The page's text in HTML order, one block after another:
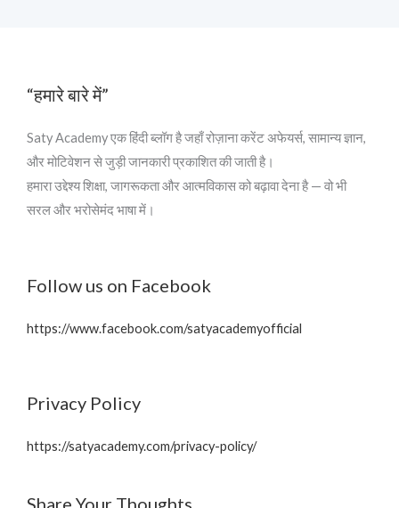
“हमारे बारे में”
Saty Academy एक हिंदी ब्लॉग है जहाँ रोज़ाना करेंट अफेयर्स, सामान्य ज्ञान,
और मोटिवेशन से जुड़ी जानकारी प्रकाशित की जाती है।
हमारा उद्देश्य शिक्षा, जागरूकता और आत्मविकास को बढ़ावा देना है — वो भी
सरल और भरोसेमंद भाषा में।
Follow us on Facebook
https://www.facebook.com/satyacademyofficial
Privacy Policy
https://satyacademy.com/privacy-policy/
Share Your Thoughts